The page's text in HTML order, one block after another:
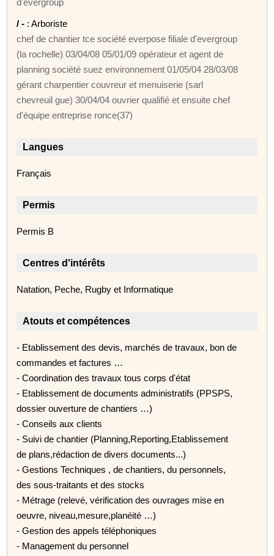
/ - : Arboriste
chef de chantier tce société everpose filiale d'evergroup
(la rochelle) 03/04/08 05/01/09 opérateur et agent de
planning société suez environnement 01/05/04 28/03/08
gérant charpentier couvreur et menuiserie (sarl
chevreuil gue) 30/04/04 ouvrier qualifié et ensuite chef
d'équipe entreprise ronce(37)
Langues
Français
Permis
Permis B
Centres d'intérêts
Natation, Peche, Rugby et Informatique
Atouts et compétences
- Etablissement des devis, marchés de travaux, bon de
commandes et factures …
- Coordination des travaux tous corps d'état
- Etablissement de documents administratifs (PPSPS,
dossier ouverture de chantiers …)
- Conseils aux clients
- Suivi de chantier (Planning,Reporting,Etablissement
de plans,rédaction de divers documents...)
- Gestions Techniques , de chantiers, du personnels,
des sous-traitants et des stocks
- Métrage (relevé, vérification des ouvrages mise en
oeuvre, niveau,mesure,planéité …)
- Gestion des appels téléphoniques
- Management du personnel